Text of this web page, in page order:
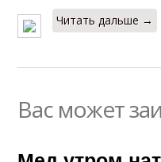
Читать дальше →
Вас может